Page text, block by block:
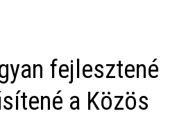
fejlesztené
a Közös